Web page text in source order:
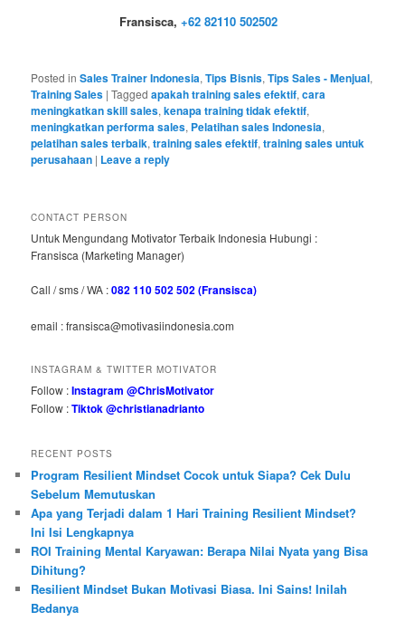
Fransisca, +62 82110 502502
Posted in Sales Trainer Indonesia,Tips Bisnis,Tips Sales - Menjual,
Training Sales |Tagged apakah training sales efektif,cara
meningkatkan skill sales,kenapa training tidak efektif,
meningkatkan performa sales, Pelatihan sales Indonesia,
pelatihan sales terbaik,training sales efektif,training sales untuk
perusahaan | Leave a reply
CONTACT PERSON
Untuk Mengundang Motivator Terbaik Indonesia Hubungi :
Fransisca (Marketing Manager)
Call / sms / WA :082 110 502 502 (Fransisca)
email : fransisca@motivasiindonesia.com
INSTAGRAM & TWITTER MOTIVATOR
Follow :Instagram @ChrisMotivator
Follow :Tiktok @christianadrianto
RECENT POSTS
Program Resilient Mindset Cocok untuk Siapa? Cek Dulu
Sebelum Memutuskan
Apa yang Terjadi dalam 1 Hari Training Resilient Mindset?
Ini Isi Lengkapnya
ROI Training Mental Karyawan: Berapa Nilai Nyata yang Bisa
Dihitung?
Resilient Mindset Bukan Motivasi Biasa. Ini Sains! Inilah
Bedanya